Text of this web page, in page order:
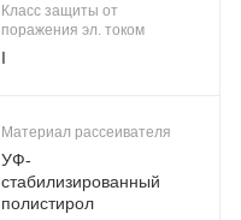
Класс защиты от
поражения эл. током
I
Материал рассеивателя
УФ-
стабилизированный
полистирол